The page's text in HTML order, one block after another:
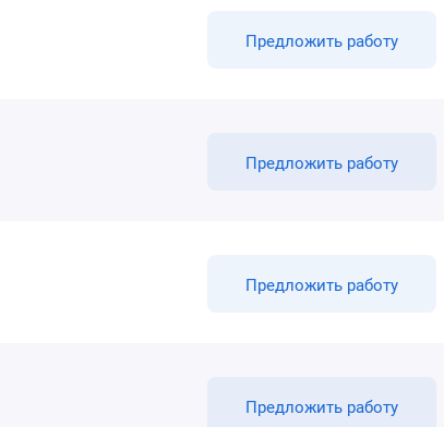
Предложить работу
Предложить работу
Предложить работу
Предложить работу